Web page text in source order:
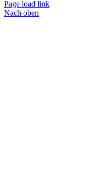
Page load link
Nach oben